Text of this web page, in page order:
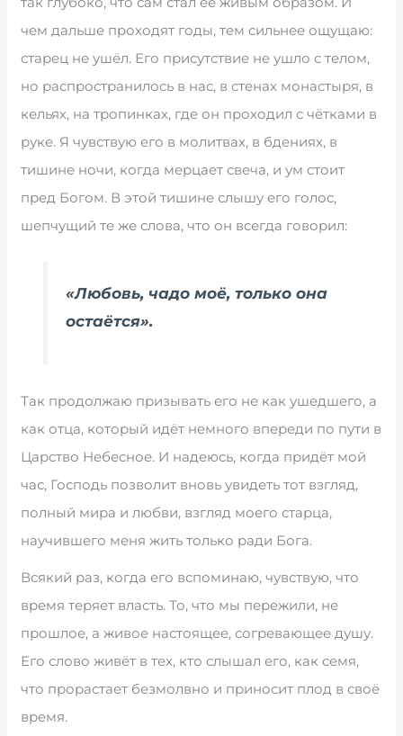
чем дальше проходят годы, тем сильнее ощущаю:
старец не ушёл. Его присутствие не ушло с телом,
но распространилось в нас, в стенах монастыря, в
кельях, на тропинках, где он проходил с чётками в
руке. Я чувствую его в молитвах, в бдениях, в
тишине ночи, когда мерцает свеча, и ум стоит
пред Богом. В этой тишине слышу его голос,
шепчущий те же слова, что он всегда говорил:
«Любовь, чадо моё, только она
остаётся».
Так продолжаю призывать его не как ушедшего, а
как отца, который идёт немного впереди по пути в
Царство Небесное. И надеюсь, когда придёт мой
час, Господь позволит вновь увидеть тот взгляд,
полный мира и любви, взгляд моего старца,
научившего меня жить только ради Бога.
Всякий раз, когда его вспоминаю, чувствую, что
время теряет власть. То, что мы пережили, не
прошлое, а живое настоящее, согревающее душу.
Его слово живёт в тех, кто слышал его, как семя,
что прорастает безмолвно и приносит плод в своё
время.